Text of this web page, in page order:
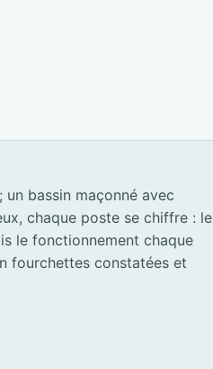
bassin maçonné avec
chaque poste se chiffre : le
le fonctionnement chaque
fourchettes constatées et